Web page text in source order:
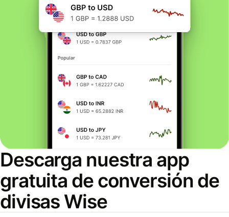
Descarga nuestra app
gratuita de conversión de
divisas Wise